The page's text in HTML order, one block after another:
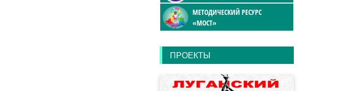
МЕТОДИЧЕСКИЙ РЕСУРС
«МОСТ»
ПРОЕКТЫ